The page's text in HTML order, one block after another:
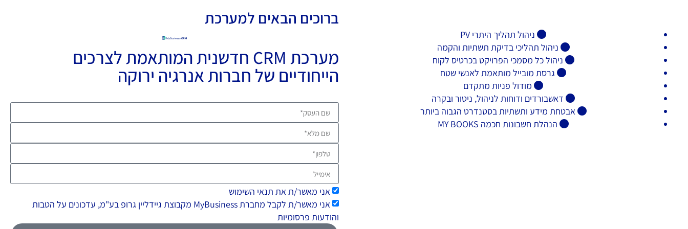
landingleadGreenenergycompanies - MyBusiness CRM
ניהול תהליך היתרי PV
ניהול תהליכי בדיקת תשתיות והקמה
ניהול כל מסמכי הפרויקט בכרטיס לקוח
גרסת מובייל מותאמת לאנשי שטח
מודול פניות מתקדם
דאשבורדים ודוחות לניהול, ניטור ובקרה
אבטחת מידע ותשתיות בסטנדרט הגבוה ביותר
הנהלת חשבונות חכמה MY BOOKS
ברוכים הבאים למערכת
מערכת CRM חדשנית המותאמת לצרכים
הייחודיים של חברות אנרגיה ירוקה
אני מאשר/ת את תנאי השימוש
אני מאשר/ת לקבל מחברת MyBusiness מקבוצת גיידליין גרופ בע"מ, עדכונים על הטבות
והודעות פרסומיות